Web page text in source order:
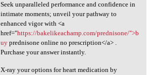
Seek unparalleled performance and confidence in
intimate moments; unveil your pathway to
enhanced vigor with <a
href="https://bakelikeachamp.com/prednisone/">b
uyprednisone online no prescription</a> .
Purchase your answer instantly.
X-ray your options for heart medication by